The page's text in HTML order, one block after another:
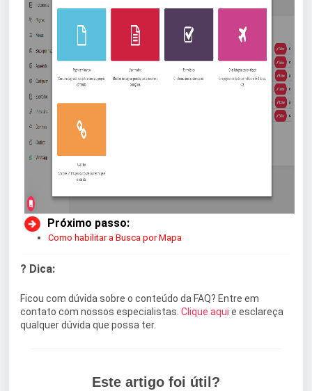
Próximo passo:
Como habilitar a Busca por Mapa
? Dica:
Ficou com dúvida sobre o conteúdo da FAQ? Entre em
contato com nossos especialistas. Clique aqui e esclareça
qualquer dúvida que possa ter.
Este artigo foi útil?